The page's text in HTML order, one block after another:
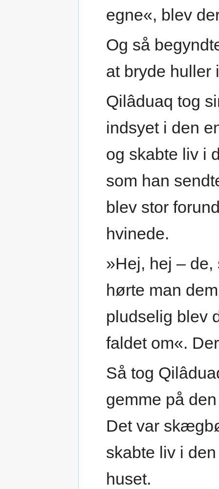
egne«, blev
Og så
at bryde huller
Qilâduaq tog
indsyet i den
og skabte liv i
som han
blev stor
hvinede.
»Hej, hej – de,
hørte man
pludselig blev
faldet om«.
Så tog
gemme på
Det var
skabte liv i
huset.